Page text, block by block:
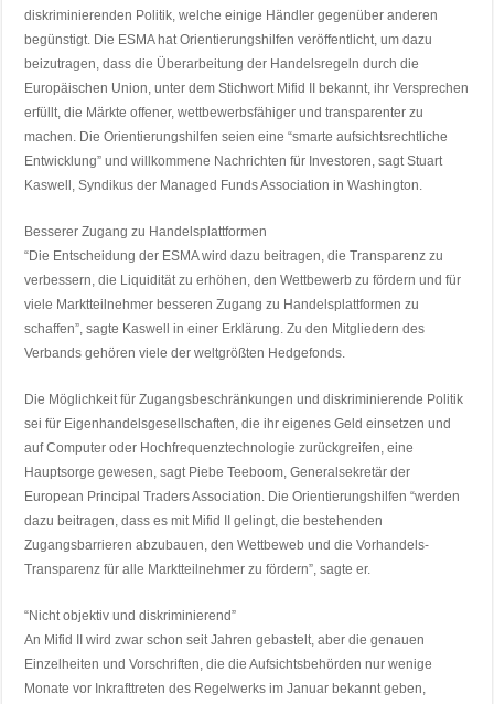
diskriminierenden Politik, welche einige Händler gegenüber anderen
begünstigt. Die ESMA hat Orientierungshilfen veröffentlicht, um dazu
beizutragen, dass die Überarbeitung der Handelsregeln durch die
Europäischen Union, unter dem Stichwort Mifid II bekannt, ihr Versprechen
erfüllt, die Märkte offener, wettbewerbsfähiger und transparenter zu
machen. Die Orientierungshilfen seien eine “smarte aufsichtsrechtliche
Entwicklung” und willkommene Nachrichten für Investoren, sagt Stuart
Kaswell, Syndikus der Managed Funds Association in Washington.
Besserer Zugang zu Handelsplattformen
“Die Entscheidung der ESMA wird dazu beitragen, die Transparenz zu
verbessern, die Liquidität zu erhöhen, den Wettbewerb zu fördern und für
viele Marktteilnehmer besseren Zugang zu Handelsplattformen zu
schaffen”, sagte Kaswell in einer Erklärung. Zu den Mitgliedern des
Verbands gehören viele der weltgrößten Hedgefonds.
Die Möglichkeit für Zugangsbeschränkungen und diskriminierende Politik
sei für Eigenhandelsgesellschaften, die ihr eigenes Geld einsetzen und
auf Computer oder Hochfrequenztechnologie zurückgreifen, eine
Hauptsorge gewesen, sagt Piebe Teeboom, Generalsekretär der
European Principal Traders Association. Die Orientierungshilfen “werden
dazu beitragen, dass es mit Mifid II gelingt, die bestehenden
Zugangsbarrieren abzubauen, den Wettbeweb und die Vorhandels-
Transparenz für alle Marktteilnehmer zu fördern”, sagte er.
“Nicht objektiv und diskriminierend”
An Mifid II wird zwar schon seit Jahren gebastelt, aber die genauen
Einzelheiten und Vorschriften, die die Aufsichtsbehörden nur wenige
Monate vor Inkrafttreten des Regelwerks im Januar bekannt geben,